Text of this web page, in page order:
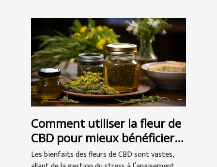
Comment utiliser la fleur de
CBD pour mieux bénéficier
de ses vertus ?
Les bienfaits des fleurs de CBD sont vastes,